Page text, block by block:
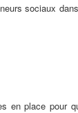
sociaux
en place pour